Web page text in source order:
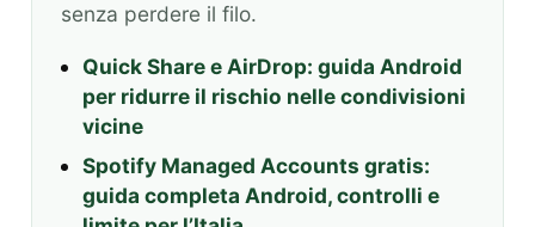
senza perdere il filo.
Quick Share e AirDrop: guida Android
per ridurre il rischio nelle condivisioni
vicine
Spotify Managed Accounts gratis:
guida completa Android, controlli e